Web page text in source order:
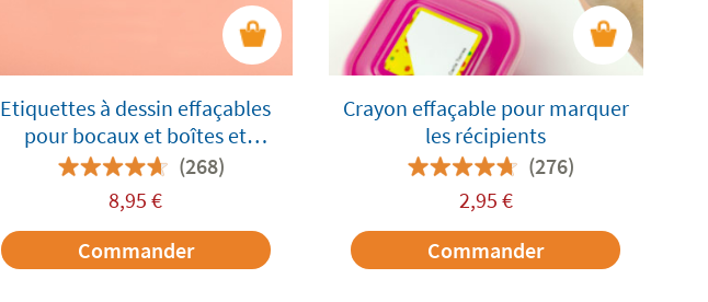
Etiquettes à dessin effaçables
pour bocaux et boîtes et
bouteilles alimentaires
(268)
8,95 €
Commander
Crayon effaçable pour marquer
les récipients
(276)
2,95 €
Commander